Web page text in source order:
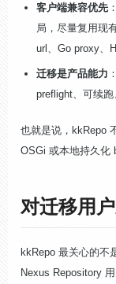
客户端兼容优先
局，尽量复用现
url、Go proxy、
迁移是产品能力
preflight、可续跑
也就是说，kkRepo
OSGi 或本地持久化
对迁移用
kkRepo 最关心的不
Nexus Repository 用